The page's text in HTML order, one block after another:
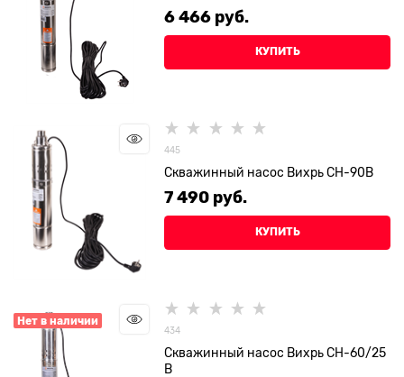
6 466 руб.
КУПИТЬ
445
Скважинный насос Вихрь СН-90В
7 490 руб.
КУПИТЬ
Нет в наличии
434
Скважинный насос Вихрь СН-60/25
В